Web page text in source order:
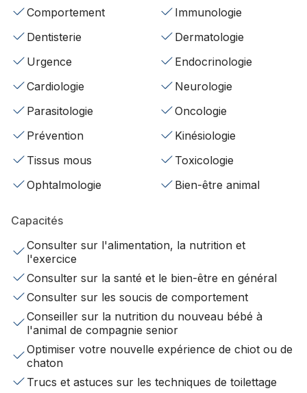
Comportement
Immunologie
Dentisterie
Dermatologie
Urgence
Endocrinologie
Cardiologie
Neurologie
Parasitologie
Oncologie
Prévention
Kinésiologie
Tissus mous
Toxicologie
Ophtalmologie
Bien-être animal
Capacités
Consulter sur l'alimentation, la nutrition et
l'exercice
Consulter sur la santé et le bien-être en général
Consulter sur les soucis de comportement
Conseiller sur la nutrition du nouveau bébé à
l'animal de compagnie senior
Optimiser votre nouvelle expérience de chiot ou de
chaton
Trucs et astuces sur les techniques de toilettage